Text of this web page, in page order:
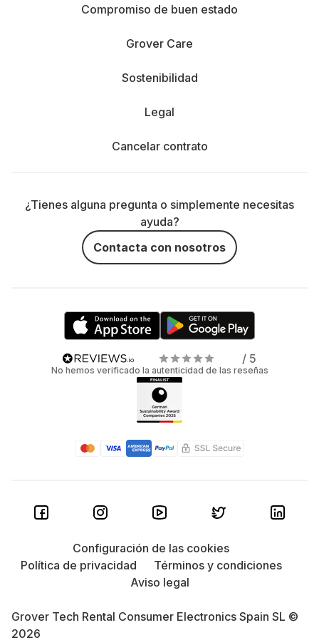
Compromiso de buen estado
Grover Care
Sostenibilidad
Legal
Cancelar contrato
¿Tienes alguna pregunta o simplemente necesitas
ayuda?
Contacta con nosotros
/ 5
No hemos verificado la autenticidad de las reseñas
Grover Tech Rental Consumer Electronics Spain SL ©
2026
Configuración de las cookies
Política de privacidad
Términos y condiciones
Aviso legal